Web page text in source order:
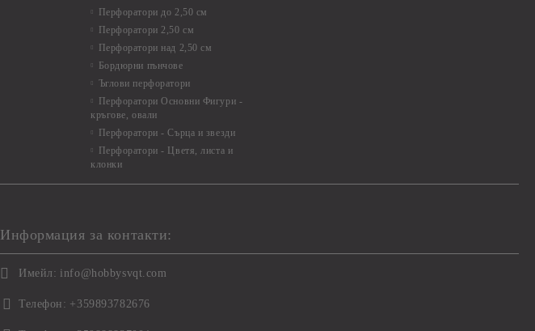
Перфоратори до 2,50 см
Перфоратори 2,50 см
Перфоратори над 2,50 см
Бордюрни пънчове
Ъглови перфоратори
Перфоратори Основни Фигури -
кръгове, овали
Перфоратори - Сърца и звезди
Перфоратори - Цветя, листа и
клонки
Информация за контакти:
Имейл: info@hobbysvqt.com
Телефон: +359893782676